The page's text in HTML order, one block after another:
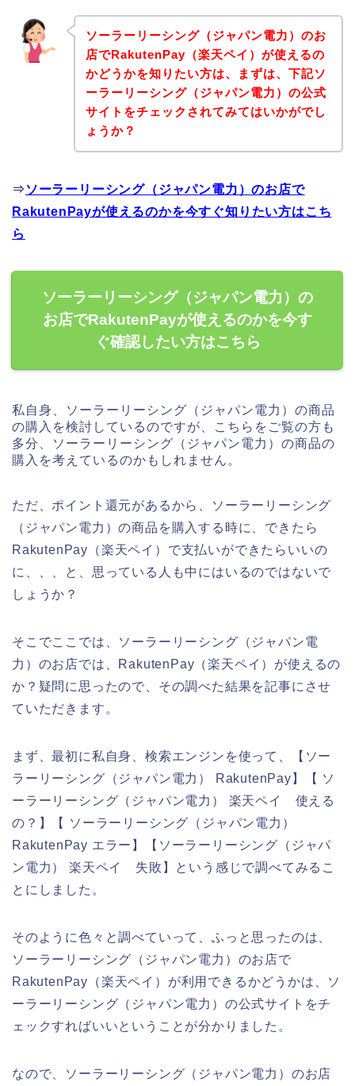
ソーラーリーシング（ジャパン電力）のお
店でRakutenPay（楽天ペイ）が使えるの
かどうかを知りたい方は、まずは、下記ソ
ーラーリーシング（ジャパン電力）の公式
サイトをチェックされてみてはいかがでし
ょうか？
⇒ ソーラーリーシング（ジャパン電力）のお店で
RakutenPayが使えるのかを今すぐ知りたい方はこち
ら
ソーラーリーシング（ジャパン電力）の
お店でRakutenPayが使えるのかを今す
ぐ確認したい方はこちら
私自身、ソーラーリーシング（ジャパン電力）の商品
の購入を検討しているのですが、こちらをご覧の方も
多分、ソーラーリーシング（ジャパン電力）の商品の
購入を考えているのかもしれません。
ただ、ポイント還元があるから、ソーラーリーシング
（ジャパン電力）の商品を購入する時に、できたら
RakutenPay（楽天ペイ）で支払いができたらいいの
に、、、と、思っている人も中にはいるのではないで
しょうか？
そこでここでは、ソーラーリーシング（ジャパン電
力）のお店では、RakutenPay（楽天ペイ）が使えるの
か？疑問に思ったので、その調べた結果を記事にさせ
ていただきます。
まず、最初に私自身、検索エンジンを使って、【ソー
ラーリーシング（ジャパン電力） RakutenPay】【 ソ
ーラーリーシング（ジャパン電力） 楽天ペイ 使える
の？】【 ソーラーリーシング（ジャパン電力）
RakutenPay エラー】【ソーラーリーシング（ジャパ
ン電力） 楽天ペイ 失敗】という感じで調べてみるこ
とにしました。
そのように色々と調べていって、ふっと思ったのは、
ソーラーリーシング（ジャパン電力）のお店で
RakutenPay（楽天ペイ）が利用できるかどうかは、ソ
ーラーリーシング（ジャパン電力）の公式サイトをチ
ェックすればいいということが分かりました。
なので、ソーラーリーシング（ジャパン電力）のお店